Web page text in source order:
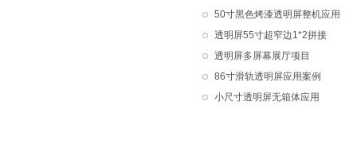
50寸黑色烤漆透明屏整机应用
透明屏55寸超窄边1*2拼接
透明屏多屏幕展厅项目
86寸滑轨透明屏应用案例
小尺寸透明屏无箱体应用